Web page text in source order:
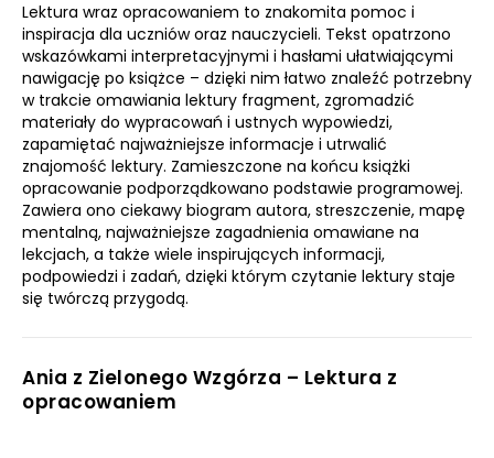
Lektura wraz opracowaniem to znakomita pomoc i
inspiracja dla uczniów oraz nauczycieli. Tekst opatrzono
wskazówkami interpretacyjnymi i hasłami ułatwiającymi
nawigację po książce – dzięki nim łatwo znaleźć potrzebny
w trakcie omawiania lektury fragment, zgromadzić
materiały do wypracowań i ustnych wypowiedzi,
zapamiętać najważniejsze informacje i utrwalić
znajomość lektury. Zamieszczone na końcu książki
opracowanie podporządkowano podstawie programowej.
Zawiera ono ciekawy biogram autora, streszczenie, mapę
mentalną, najważniejsze zagadnienia omawiane na
lekcjach, a także wiele inspirujących informacji,
podpowiedzi i zadań, dzięki którym czytanie lektury staje
się twórczą przygodą.
Ania z Zielonego Wzgórza – Lektura z
opracowaniem